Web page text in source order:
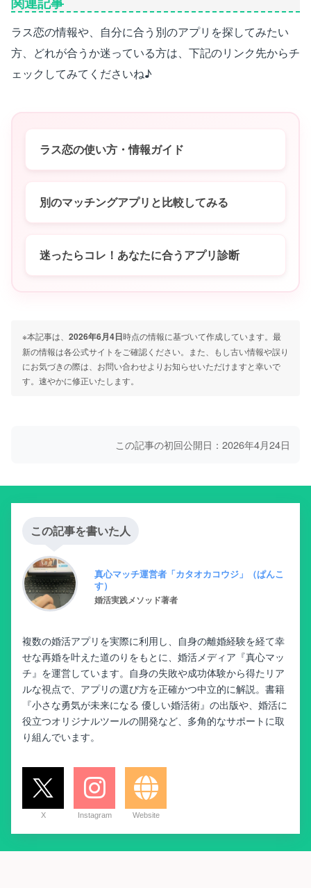
ラス恋の情報や、自分に合う別のアプリを探してみたい
方、どれが合うか迷っている方は、下記のリンク先からチ
ェックしてみてくださいね♪
ラス恋の使い方・情報ガイド
別のマッチングアプリと比較してみる
迷ったらコレ！あなたに合うアプリ診断
※本記事は、 2026年6月4日時点の情報に基づいて作成しています。最
新の情報は各公式サイトをご確認ください。また、もし古い情報や誤り
にお気づきの際は、お問い合わせよりお知らせいただけますと幸いで
す。速やかに修正いたします。
この記事の初回公開日：2026年4月24日
この記事を書いた人
真心マッチ運営者「カタオカコウジ」（ぱんこ
す）
婚活実践メソッド著者
複数の婚活アプリを実際に利用し、自身の離婚経験を経て幸
せな再婚を叶えた道のりをもとに、婚活メディア『真心マッ
チ』を運営しています。自身の失敗や成功体験から得たリア
ルな視点で、アプリの選び方を正確かつ中立的に解説。書籍
『小さな勇気が未来になる 優しい婚活術』の出版や、婚活に
役立つオリジナルツールの開発など、多角的なサポートに取
り組んでいます。
X Instagram Website